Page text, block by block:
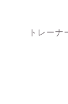
トレーナ